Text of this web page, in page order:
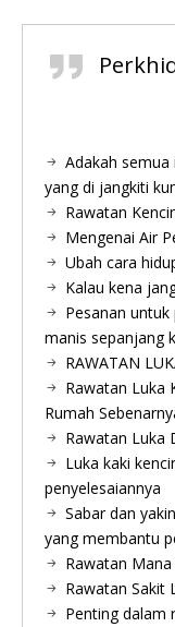
Adakah
yang di jangkiti
Rawatan
Mengenai Air
Ubah cara
Kalau kena
Pesanan
manis sepanjang
RAWATAN
Rawatan Luka
Rumah
Rawatan Luka
Luka kaki
penyelesaiannya
Sabar dan
yang membantu
Rawatan
Rawatan Sakit
Penting dalam